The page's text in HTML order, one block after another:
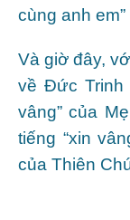
cùng anh
Và giờ đây,
về Đức Trinh
vâng” của
tiếng “xin
của Thiên